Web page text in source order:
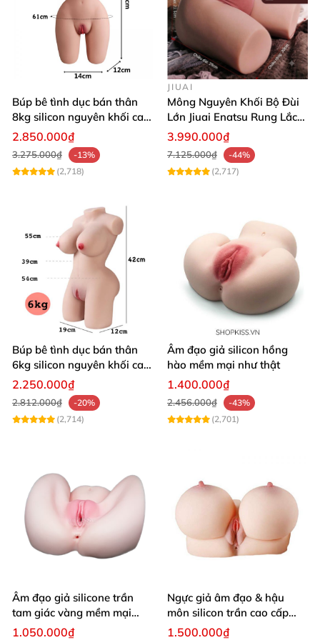
Búp bê tình dục bán thân
8kg silicon nguyên khối cao
cấp
2.850.000₫
3.275.000₫
-13%
(2,718)
JIUAI
Mông Nguyên Khối Bộ Đùi
Lớn Jiuai Enatsu Rung Lắc
Siêu Thật
3.990.000₫
7.125.000₫
-44%
(2,717)
Búp bê tình dục bán thân
6kg silicon nguyên khối cao
cấp giá rẻ
2.250.000₫
2.812.000₫
-20%
(2,714)
Âm đạo giả silicon hồng
hào mềm mại như thật
1.400.000₫
2.456.000₫
-43%
(2,701)
Âm đạo giả silicone trần
tam giác vàng mềm mại
thật nhất
1.050.000₫
Ngực giả âm đạo & hậu
môn silicon trần cao cấp
mềm mịn - Man
1.500.000₫